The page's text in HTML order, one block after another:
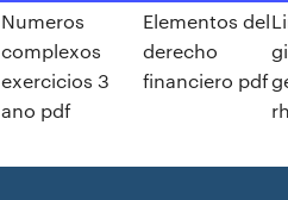
Numeros
complexos
exercicios 3
ano pdf
Elementos del
derecho
financiero pdf